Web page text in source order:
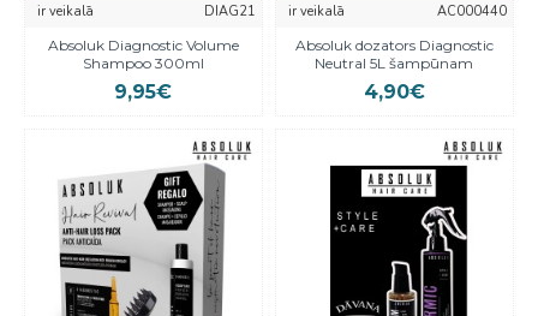
ir veikalā
DIAG21
Absoluk Diagnostic Volume
Shampoo 300ml
9,95€
ir veikalā
AC000440
Absoluk dozators Diagnostic
Neutral 5L šampūnam
4,90€